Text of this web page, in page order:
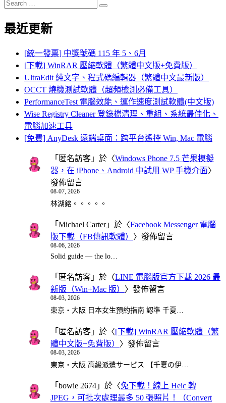
Search
for:
Search
最近更新
[統一發票] 中獎號碼 115 年 5、6月
[下載] WinRAR 壓縮軟體（繁體中文版+免費版）
UltraEdit 純文字、程式碼編輯器（繁體中文最新版）
OCCT 燒機測試軟體（超頻檢測必備工具）
PerformanceTest 電腦效能、運作速度測試軟體(中文版)
Wise Registry Cleaner 登錄檔清理、重組、系統最佳化、
電腦加速工具
[免費] AnyDesk 遠端桌面：跨平台遙控 Win, Mac 電腦
「 匿名訪客 」於〈Windows Phone 7.5 芒果模擬
器，在 iPhone、Android 中試用 WP 手機介面〉
發佈留言
08-07, 2026
林湖銘。。。。。
「 Michael Carter」於〈Facebook Messenger 電腦
版下載（FB傳訊軟體）
〉發佈留言
08-06, 2026
Solid guide — the lo…
「 匿名訪客 」於〈LINE 電腦版官方下載 2026 最
新版（Win+Mac 版） 〉發佈留言
08-03, 2026
東京・大阪 日本女生預約指南 認準 千夏…
「 匿名訪客 」於〈[下載] WinRAR 壓縮軟體（繁
體中文版+免費版） 〉發佈留言
08-03, 2026
東京・大阪 高級派遣サービス 【千夏の伊…
「 bowie 2674 」於〈免下載！線上 Heic 轉
JPEG，可批次處理最多 50 張照片！（Convert